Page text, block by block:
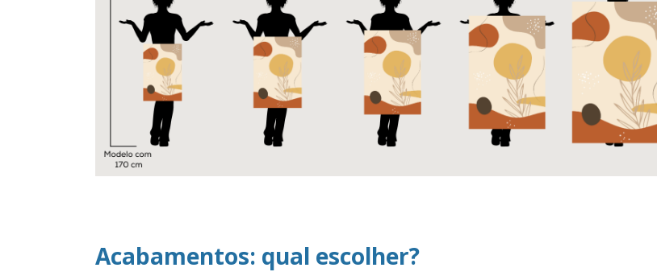
Acabamentos: qual escolher?